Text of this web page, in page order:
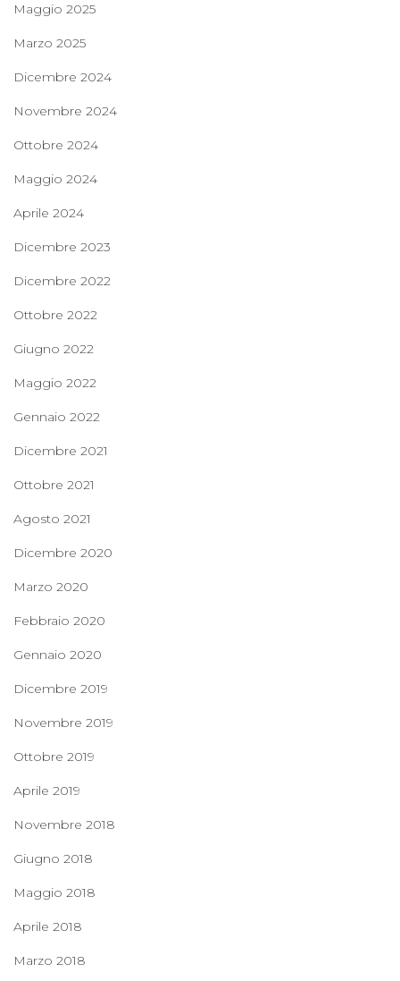
Maggio 2025
Marzo 2025
Dicembre 2024
Novembre 2024
Ottobre 2024
Maggio 2024
Aprile 2024
Dicembre 2023
Dicembre 2022
Ottobre 2022
Giugno 2022
Maggio 2022
Gennaio 2022
Dicembre 2021
Ottobre 2021
Agosto 2021
Dicembre 2020
Marzo 2020
Febbraio 2020
Gennaio 2020
Dicembre 2019
Novembre 2019
Ottobre 2019
Aprile 2019
Novembre 2018
Giugno 2018
Maggio 2018
Aprile 2018
Marzo 2018